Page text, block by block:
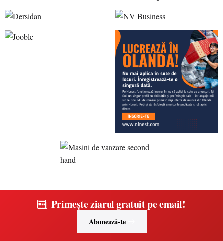
Primește ziarul gratuit pe email!
Abonează-te